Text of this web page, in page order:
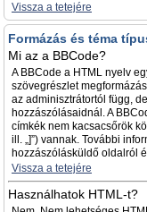
Vissza a tetejére
Formázás és téma
Mi az a BBCode?
A BBCode a HTML nyelv
szövegrészlet
az adminisztrátortól függ,
hozzászólásaidnál. A
címkék nem kacsacsőrök
ill. „]”) vannak. További
hozzászólásküldő oldalról
Vissza a tetejére
Használhatok HTML-t?